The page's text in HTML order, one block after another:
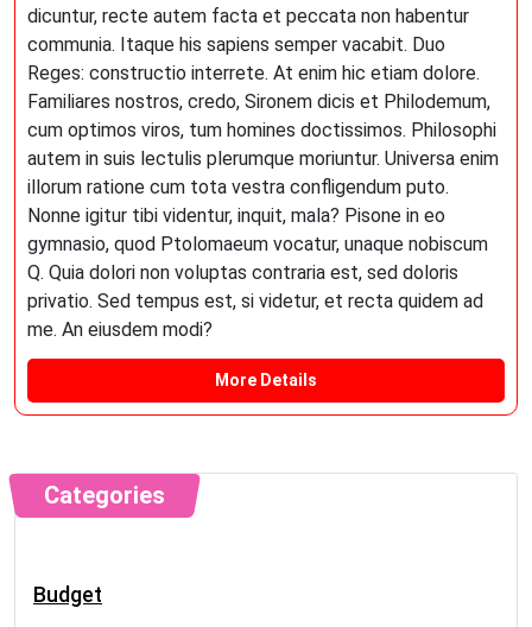
dicuntur, recte autem facta et peccata non habentur
communia. Itaque his sapiens semper vacabit. Duo
Reges: constructio interrete. At enim hic etiam dolore.
Familiares nostros, credo, Sironem dicis et Philodemum,
cum optimos viros, tum homines doctissimos. Philosophi
autem in suis lectulis plerumque moriuntur. Universa enim
illorum ratione cum tota vestra confligendum puto.
Nonne igitur tibi videntur, inquit, mala? Pisone in eo
gymnasio, quod Ptolomaeum vocatur, unaque nobiscum
Q. Quia dolori non voluptas contraria est, sed doloris
privatio. Sed tempus est, si videtur, et recta quidem ad
me. An eiusdem modi?
More Details
Categories
Budget